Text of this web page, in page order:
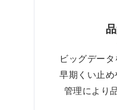
ビッグデー
早期くい止
管理により